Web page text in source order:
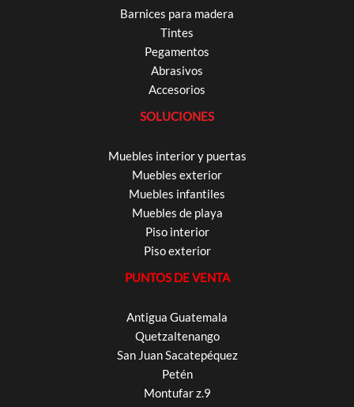
Barnices para madera
Tintes
Pegamentos
Abrasivos
Accesorios
SOLUCIONES
Muebles interior y puertas
Muebles exterior
Muebles infantiles
Muebles de playa
Piso interior
Piso exterior
PUNTOS DE VENTA
Antigua Guatemala
Quetzaltenango
San Juan Sacatepéquez
Petén
Montufar z.9